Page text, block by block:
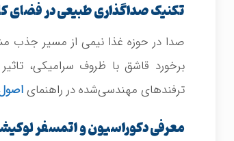
تکنیک صداگذاری طبیعی در فضای
صدا در حوزه غذا نیمی از مسیر جذب
برخورد قاشق با ظروف سرامیکی،
ترفندهای مهندسی‌شده در راهنمای
معرفی دکوراسیون و اتمسفر